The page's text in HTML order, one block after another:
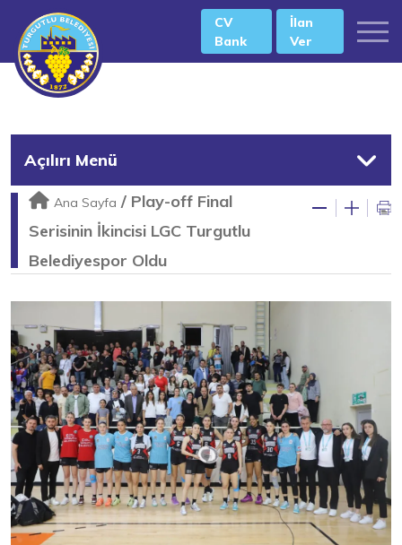
CV
Bank
İlan
Ver
Açılırı Menü
Ana Sayfa / Play-off Final
Serisinin İkincisi LGC Turgutlu
Belediyespor Oldu